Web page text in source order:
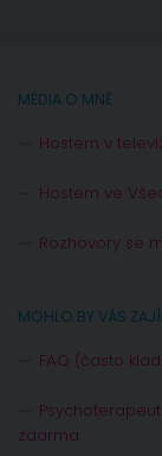
MÉDIA O MNĚ
Hostem v
Hostem ve
Rozhovory se
MOHLO BY VÁS
FAQ (často
zdarma